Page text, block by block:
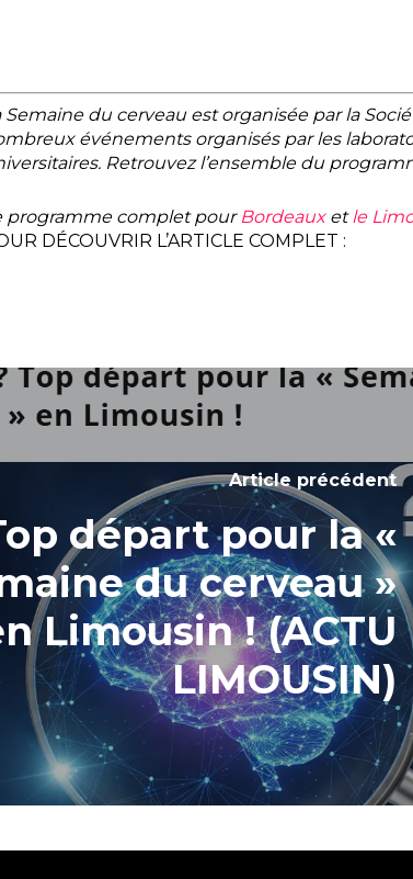
Semaine du cerveau est organisée par la
événements organisés par les
Retrouvez l’ensemble du
programme complet pour Bordeauxetle
DÉCOUVRIR L’ARTICLE COMPLET :
Article précédent
départ pour la «
du cerveau »
Limousin ! (ACTU
LIMOUSIN)